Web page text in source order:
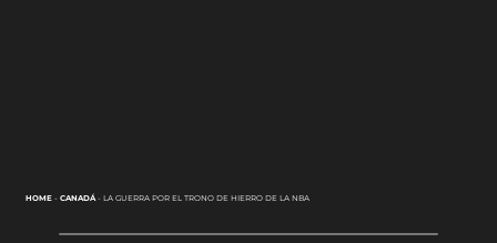
HOME- CANADÁ- LA GUERRA POR EL TRONO DE HIERRO DE LA NBA